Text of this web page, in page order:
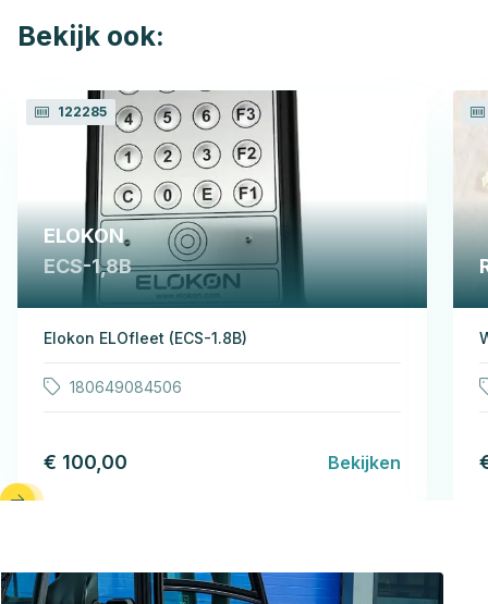
Bekijk ook:
122285
ELOKON
ECS-1,8B
Elokon ELOfleet (ECS-1.8B)
180649084506
€ 100,00 Bekijken